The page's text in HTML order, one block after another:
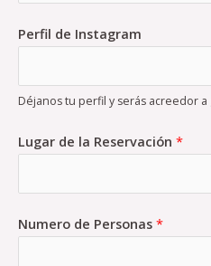
Perfil de Instagram
Déjanos tu perfil y serás acreedor
Lugar de la Reservación *
Numero de Personas *